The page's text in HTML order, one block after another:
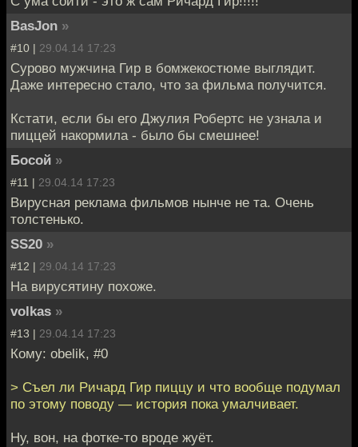
BasJon »
#10 | 29.04.14 17:23
Сурово мужчина Гир в бомжекостюме выглядит.
Даже интересно стало, что за фильма получится.
Кстати, если бы его Джулия Робертс не узнала и
пиццей накормила - было бы смешнее!
Босой »
#11 | 29.04.14 17:23
Вирусная реклама фильмов нынче не та. Очень
толстенько.
SS20 »
#12 | 29.04.14 17:23
На вирусятину похоже.
volkas »
#13 | 29.04.14 17:23
Кому: obelik, #0
> Съел ли Ричард Гир пиццу и что вообще подумал
по этому поводу — история пока умалчивает.
Ну, вон, на фотке-то вроде жуёт.